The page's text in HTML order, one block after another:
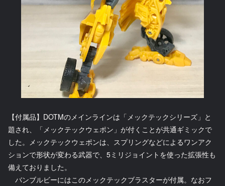
【付属品】DOTMのメインラインは「メックテックシリーズ」と
題され、「メックテックウェポン」が付くことが共通ギミックで
した。メックテックウェポンは、スプリングなどによるワンアク
ションで形状が変わる武器で、5ミリジョイントを使った拡張性も
備えておりました。
バンブルビーにはこのメックテックブラスターが付属。なおフ